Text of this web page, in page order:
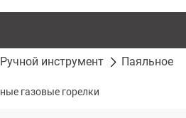
Ручной инструмент Паяльное
газовые горелки